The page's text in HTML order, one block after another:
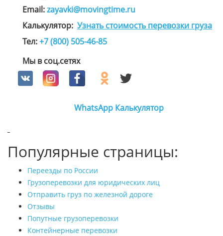
Email:zayavki@movingtime.ru
Калькулятор: Узнать стоимость перевозки груза
Тел:+7 (800) 505-46-85
Мы в соц.сетях
WhatsApp Калькулятор
Популярные страницы:
Переезды по России
Грузоперевозки для юридических лиц
Отправить груз по железной дороге
Отзывы
Попутные грузоперевозки
Контейнерные перевозки